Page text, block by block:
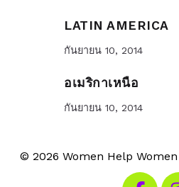
LATIN AMERICA
กันยายน 10, 2014
อเมริกาเหนือ
กันยายน 10, 2014
© 2026 Women Help